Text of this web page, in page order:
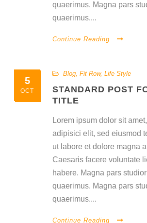
quaerimus. Magna pars
quaerimus....
Continue Reading
5
OCT
Blog, Fit Row, Life Style
STANDARD POST
TITLE
Lorem ipsum dolor sit
adipisici elit, sed eiusmod
ut labore et dolore magna
Caesaris facere voluntate
habere. Magna pars
quaerimus. Magna pars
quaerimus....
Continue Reading